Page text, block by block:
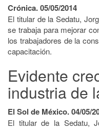
Crónica. 05/05/2014
El titular de la Sedatu,
se trabaja para mejorar
los trabajadores de la
capacitación.
Evidente
industria de
El Sol de México. 04/05/
El titular de la Sedatu,